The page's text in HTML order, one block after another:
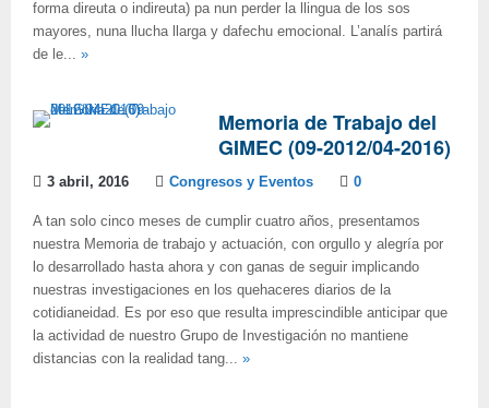
forma direuta o indireuta) pa nun perder la llingua de los sos
mayores, nuna llucha llarga y dafechu emocional. L’analís partirá
de le... »
Memoria de Trabajo del
GIMEC (09-2012/04-2016)
3 abril, 2016 Congresos y Eventos 0
A tan solo cinco meses de cumplir cuatro años, presentamos
nuestra Memoria de trabajo y actuación, con orgullo y alegría por
lo desarrollado hasta ahora y con ganas de seguir implicando
nuestras investigaciones en los quehaceres diarios de la
cotidianeidad. Es por eso que resulta imprescindible anticipar que
la actividad de nuestro Grupo de Investigación no mantiene
distancias con la realidad tang... »